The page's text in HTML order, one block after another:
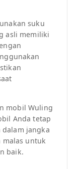
suku
asli memiliki
mobil Wuling
Anda tetap
jangka
malas untuk
baik.